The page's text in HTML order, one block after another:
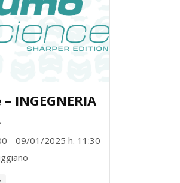
INGEGNERIA
vs
- 09/01/2025 h. 11:30